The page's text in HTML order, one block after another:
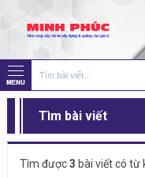
Tìm bài viết
Tìm được3 bài viết có từ